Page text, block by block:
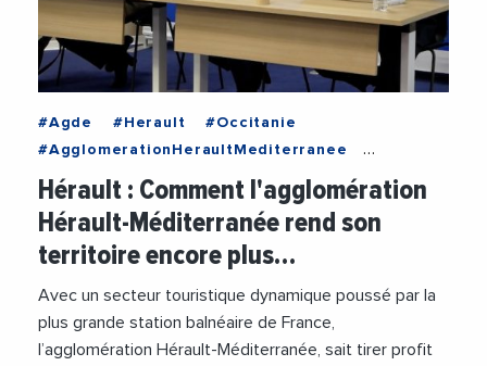
#Agde #Herault
#Occitanie
#AgglomerationHeraultMediterranee
#Economie
#Emploi
#EmploiFormation
#PascalPintre
#SebastienFrey
#Tourisme
#Videos
Hérault : Comment l'agglomération
Hérault-Méditerranée rend son
territoire encore plus…
Avec un secteur touristique dynamique poussé par la
plus grande station balnéaire de France,
l’agglomération Hérault-Méditerranée, sait tirer profit